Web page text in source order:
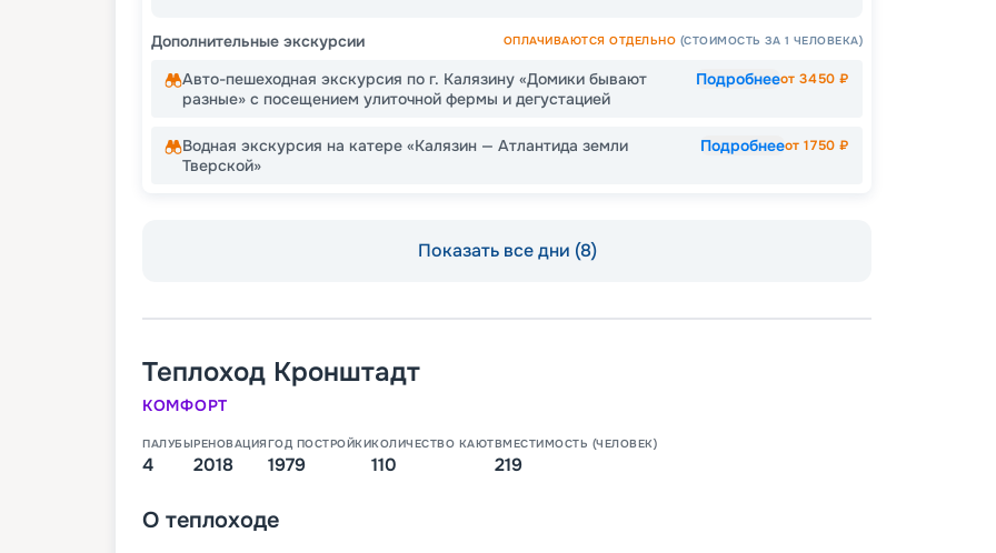
Дополнительные экскурсии ОПЛАЧИВАЮТСЯ ОТДЕЛЬНО (СТОИМОСТЬ ЗА 1 ЧЕЛОВЕКА)
Авто-пешеходная экскурсия по г. Калязину «Домики бывают
разные» с посещением улиточной фермы и дегустацией
Подробнееот3450 ₽
Водная экскурсия на катере «Калязин — Атлантида земли
Тверской»
Подробнееот1750 ₽
Показать все дни (8)
Теплоход Кронштадт
КОМФОРТ
ПАЛУБЫ
4
РЕНОВАЦИЯ
2018
ГОД ПОСТРОЙКИ
1979
КОЛИЧЕСТВО КАЮТ
110
ВМЕСТИМОСТЬ (ЧЕЛОВЕК)
219
О теплоходе